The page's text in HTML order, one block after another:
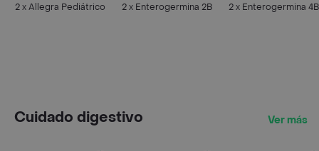
2 x Allegra Pediátrico
2 x Enterogermina 2B
2 x Enterogermina 4B
Cuidado digestivo Ver más